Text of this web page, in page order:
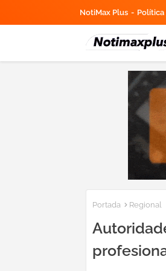
NotiMax Plus Política
Portada Regional